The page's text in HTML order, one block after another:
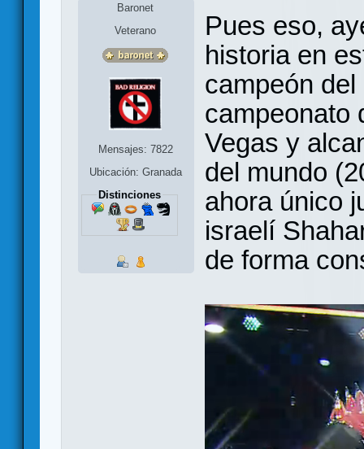
Baronet
Veterano
Mensajes: 7822
Ubicación: Granada
Distinciones
Pues eso,
historia en
campeón
campeonato
Vegas y
del mundo
ahora único
israelí
de forma